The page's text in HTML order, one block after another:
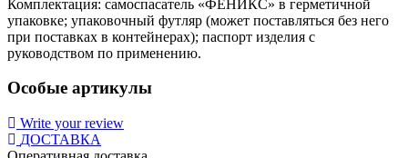
Комплектация: самоспасатель «ФЕНИКС» в герметичной
упаковке; упаковочный футляр (может поставляться без него
при поставках в контейнерах); паспорт изделия с
руководством по применению.
Особые артикулы
Write your review
ДОСТАВКА